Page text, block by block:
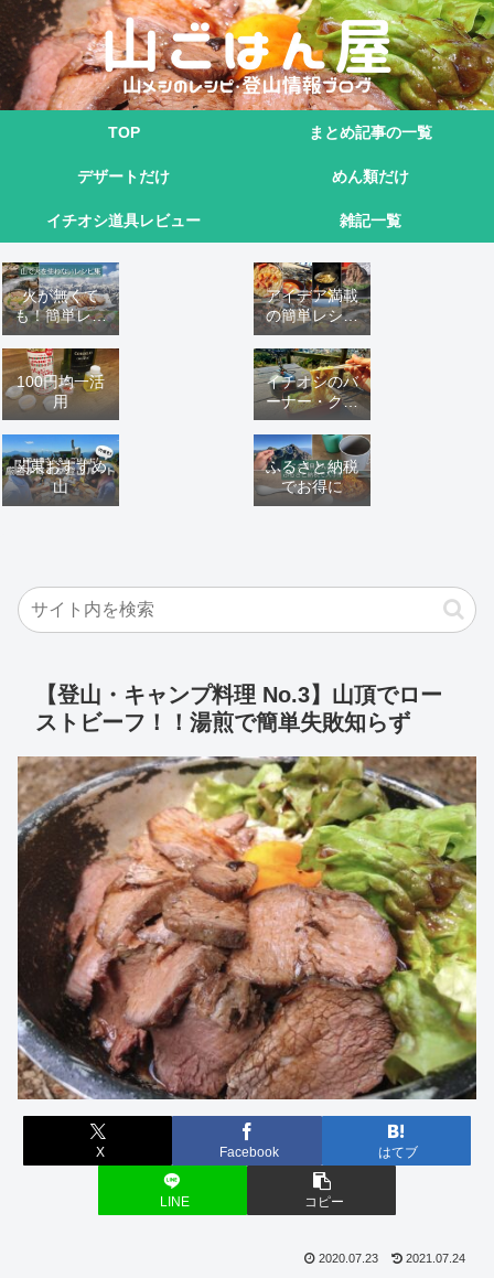
TOP まとめ記事の一覧
デザートだけ めん類だけ
イチオシ道具レビュー 雑記一覧
火が無くて
も！簡単レシ
ピ9選
アイデア満載
の簡単レシピ
16 選
100円均一活
用
イチオシのバ
ーナー・クッ
カーこれ！
関東おすすめ
山
ふるさと納税
でお得に
【登山・キャンプ料理 No.3】山頂でロー
ストビーフ！！湯煎で簡単失敗知らず
X Facebook はてブ
LINE コピー
2020.07.23 2021.07.24